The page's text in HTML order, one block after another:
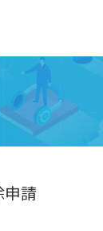
申請